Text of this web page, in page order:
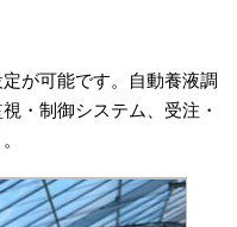
が可能です。自動養液調
・制御システム、受注・